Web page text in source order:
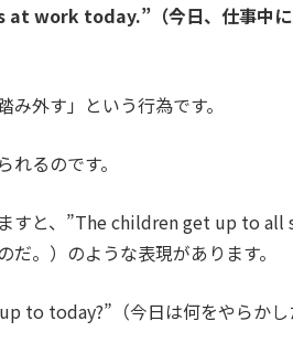
work today.”（今日、仕事中に2
外す」という行為です。
るのです。
すと、”The children get up to
。）のような表現があります。
to today?”（今日は何をやらかし